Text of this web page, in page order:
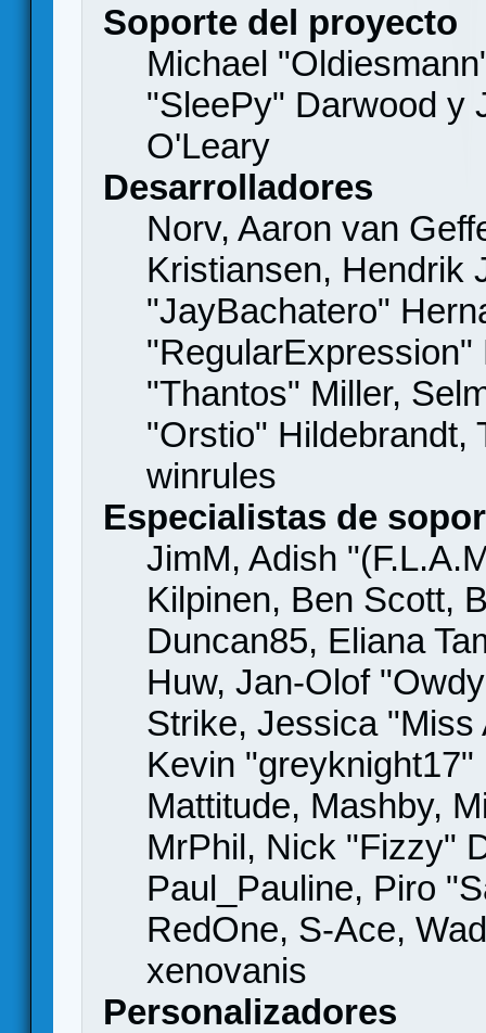
Soporte del proyecto
Michael
"SleePy" Darwood y
O'Leary
Desarrolladores
Norv, Aaron van
Kristiansen, Hendrik
"JayBachatero"
"Thantos" Miller,
"Orstio" Hildebrandt,
winrules
Especialistas de
JimM, Adish
Kilpinen, Ben Scott,
Duncan85, Eliana
Huw, Jan-Olof
Strike, Jessica
Kevin
Mattitude, Mashby,
MrPhil, Nick "Fizzy"
Paul_Pauline, Piro
RedOne, S-Ace,
xenovanis
Personalizadores